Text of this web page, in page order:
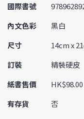
國際書號
內文色彩
黑白
尺寸
14cm x
訂裝
精裝硬皮
紙書售價
HK$98.00
有存貨
否